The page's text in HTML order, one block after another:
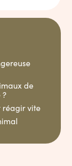
de
réagir vite